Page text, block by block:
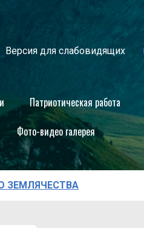
Версия для слабовидящих
Патриотическая работа
Фото-видео галерея
ЗЕМЛЯЧЕСТВА